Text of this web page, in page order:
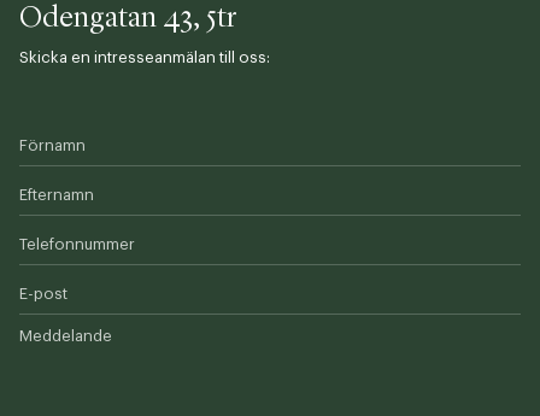
Odengatan 43, 5tr
Skicka en intresseanmälan till oss:
Förnamn
Efternamn
Telefonnummer
E-post
Meddelande